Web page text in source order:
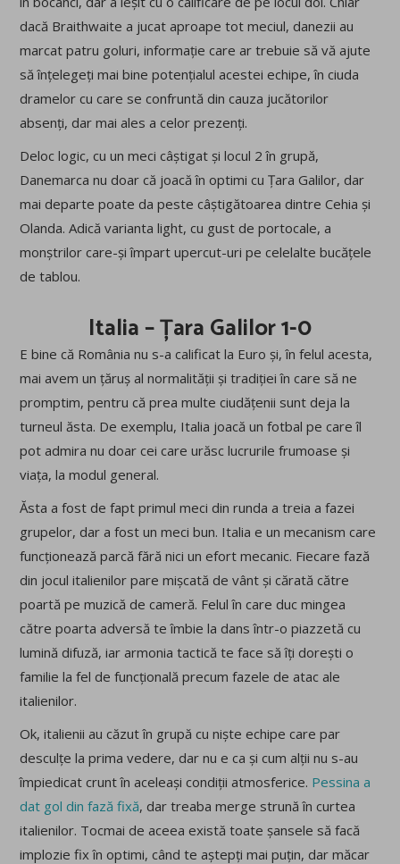
dacă Braithwaite a jucat aproape tot meciul, danezii au
marcat patru goluri, informație care ar trebuie să vă ajute
să înțelegeți mai bine potențialul acestei echipe, în ciuda
dramelor cu care se confruntă din cauza jucătorilor
absenți, dar mai ales a celor prezenți.
Deloc logic, cu un meci câștigat și locul 2 în grupă,
Danemarca nu doar că joacă în optimi cu Țara Galilor, dar
mai departe poate da peste câștigătoarea dintre Cehia și
Olanda. Adică varianta light, cu gust de portocale, a
monștrilor care-și împart upercut-uri pe celelalte bucățele
de tablou.
Italia – Țara Galilor 1-0
E bine că România nu s-a calificat la Euro și, în felul acesta,
mai avem un țăruș al normalității și tradiției în care să ne
promptim, pentru că prea multe ciudățenii sunt deja la
turneul ăsta. De exemplu, Italia joacă un fotbal pe care îl
pot admira nu doar cei care urăsc lucrurile frumoase și
viața, la modul general.
Ăsta a fost de fapt primul meci din runda a treia a fazei
grupelor, dar a fost un meci bun. Italia e un mecanism care
funcționează parcă fără nici un efort mecanic. Fiecare fază
din jocul italienilor pare mișcată de vânt și cărată către
poartă pe muzică de cameră. Felul în care duc mingea
către poarta adversă te îmbie la dans într-o piazzetă cu
lumină difuză, iar armonia tactică te face să îți dorești o
familie la fel de funcțională precum fazele de atac ale
italienilor.
Ok, italienii au căzut în grupă cu niște echipe care par
desculțe la prima vedere, dar nu e ca și cum alții nu s-au
împiedicat crunt în aceleași condiții atmosferice. Pessina a
dat gol din fază fixă, dar treaba merge strună în curtea
italienilor. Tocmai de aceea există toate șansele să facă
implozie fix în optimi, când te aștepți mai puțin, dar măcar